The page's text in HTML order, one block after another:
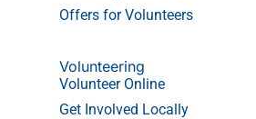
Offers for Volunteers
Volunteering
Volunteer Online
Get Involved Locally